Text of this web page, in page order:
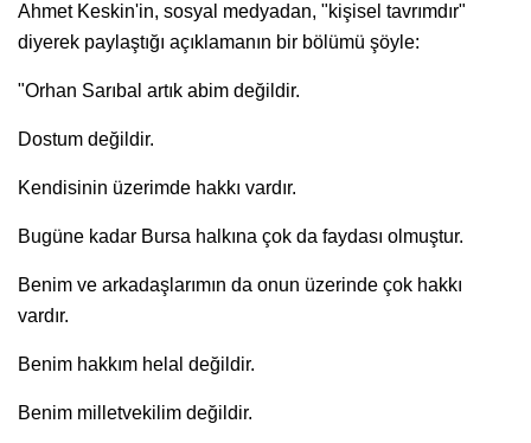
Ahmet Keskin'in, sosyal medyadan, "kişisel tavrımdır"
diyerek paylaştığı açıklamanın bir bölümü şöyle:
"Orhan Sarıbal artık abim değildir.
Dostum değildir.
Kendisinin üzerimde hakkı vardır.
Bugüne kadar Bursa halkına çok da faydası olmuştur.
Benim ve arkadaşlarımın da onun üzerinde çok hakkı
vardır.
Benim hakkım helal değildir.
Benim milletvekilim değildir.